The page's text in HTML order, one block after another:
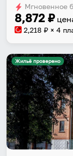
changing
dates.
Мгновенное
8,872 ₽
2,218 ₽ × 4
Жильё проверено